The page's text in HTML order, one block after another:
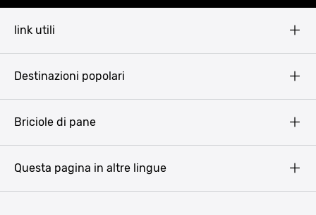
link utili
Destinazioni popolari
Bucarest
Briciole di pane
Questa pagina in altre lingue